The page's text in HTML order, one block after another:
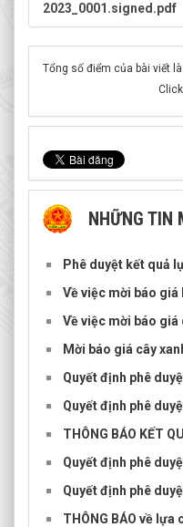
2023_0001.signed.pdf
Tổng số điểm của bài viết
NHỮNG TIN
Phê duyệt kết quả
Về việc mời báo giá
Về việc mời báo
Mời báo giá cây
Quyết định phê
Quyết định phê
THÔNG BÁO KẾT
Quyết định phê
Quyết định phê
THÔNG BÁO về